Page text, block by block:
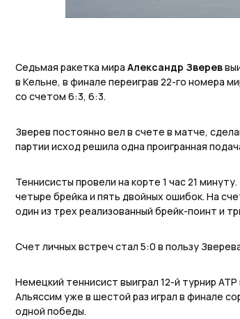
Седьмая ракетка мира Александр Зверев
в Кельне, в финале переиграв 22-го номера
со счетом 6:3, 6:3.
Зверев постоянно вел в счете в матче,
партии исход решила одна проигранная
Теннисисты провели на корте 1 час 21
четыре брейка и пять двойных ошибок. На
один из трех реализованный брейк-поинт и
Счет личных встреч стал 5:0 в пользу
Немецкий теннисист выиграл 12-й турнир
Альяссим уже в шестой раз играл в финале
одной победы.